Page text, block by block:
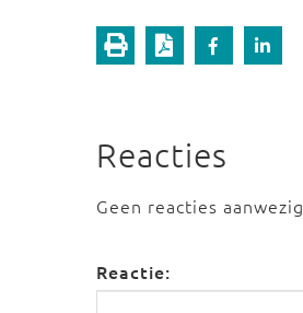
Reacties
Geen reacties aanwezig
Reactie: